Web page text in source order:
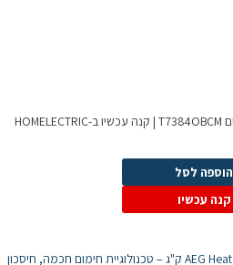
הוספה לסל
קנה עכשיו